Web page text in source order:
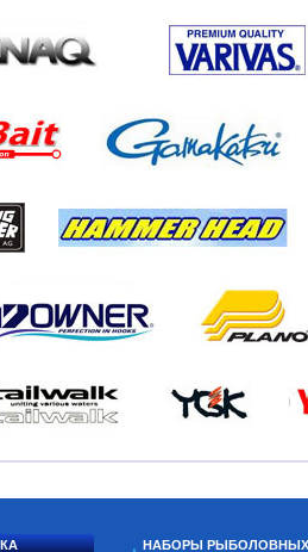
НАБОРЫ РЫБОЛОВНЫХ